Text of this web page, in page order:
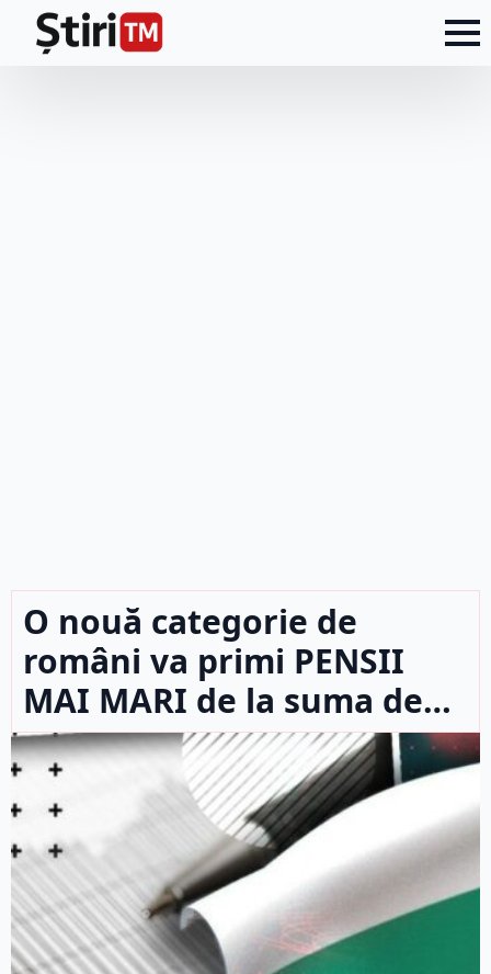
O nouă categorie de
români va primi PENSII
MAI MARI de la suma de…